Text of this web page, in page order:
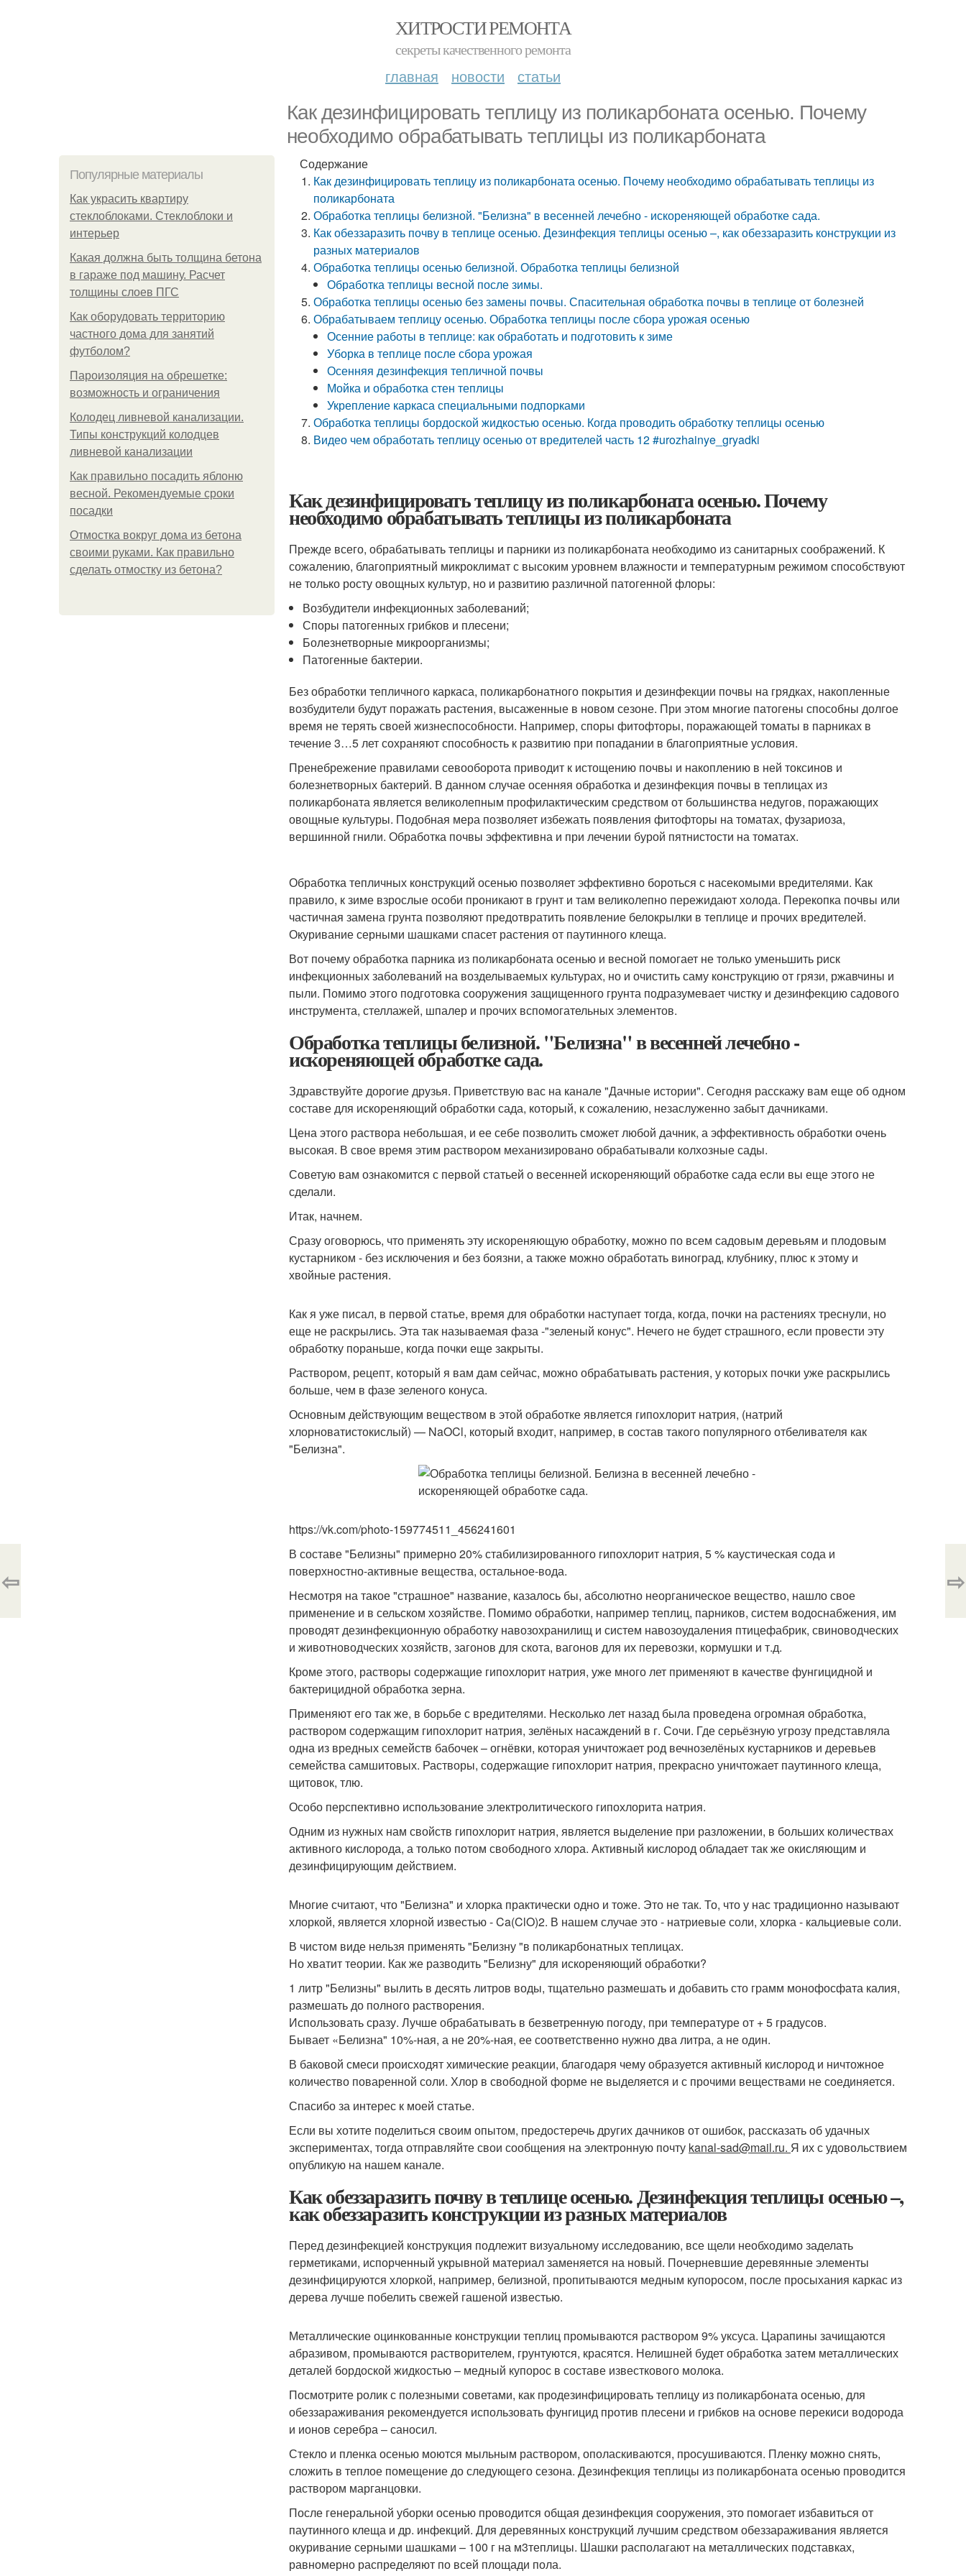
ХИТРОСТИ РЕМОНТА
секреты качественного ремонта
главная новости статьи
Как дезинфицировать теплицу из поликарбоната осенью. Почему
необходимо обрабатывать теплицы из поликарбоната
Популярные материалы
Как украсить квартиру
стеклоблоками. Стеклоблоки и
интерьер
Какая должна быть толщина бетона
в гараже под машину. Расчет
толщины слоев ПГС
Как оборудовать территорию
частного дома для занятий
футболом?
Пароизоляция на обрешетке:
возможность и ограничения
Колодец ливневой канализации.
Типы конструкций колодцев
ливневой канализации
Как правильно посадить яблоню
весной. Рекомендуемые сроки
посадки
Отмостка вокруг дома из бетона
своими руками. Как правильно
сделать отмостку из бетона?
Содержание
Как дезинфицировать теплицу из поликарбоната осенью. Почему необходимо обрабатывать теплицы из
поликарбоната
Обработка теплицы белизной. "Белизна" в весенней лечебно - искореняющей обработке сада.
Как обеззаразить почву в теплице осенью. Дезинфекция теплицы осенью –, как обеззаразить конструкции из
разных материалов
Обработка теплицы осенью белизной. Обработка теплицы белизной
Обработка теплицы весной после зимы.
Обработка теплицы осенью без замены почвы. Спасительная обработка почвы в теплице от болезней
Обрабатываем теплицу осенью. Обработка теплицы после сбора урожая осенью
Осенние работы в теплице: как обработать и подготовить к зиме
Уборка в теплице после сбора урожая
Осенняя дезинфекция тепличной почвы
Мойка и обработка стен теплицы
Укрепление каркаса специальными подпорками
Обработка теплицы бордоской жидкостью осенью. Когда проводить обработку теплицы осенью
Видео чем обработать теплицу осенью от вредителей часть 12 #urozhainye_gryadki
Как дезинфицировать теплицу из поликарбоната осенью. Почему
необходимо обрабатывать теплицы из поликарбоната
Прежде всего, обрабатывать теплицы и парники из поликарбоната необходимо из санитарных соображений. К
сожалению, благоприятный микроклимат с высоким уровнем влажности и температурным режимом способствуют
не только росту овощных культур, но и развитию различной патогенной флоры:
Возбудители инфекционных заболеваний;
Споры патогенных грибков и плесени;
Болезнетворные микроорганизмы;
Патогенные бактерии.
Без обработки тепличного каркаса, поликарбонатного покрытия и дезинфекции почвы на грядках, накопленные
возбудители будут поражать растения, высаженные в новом сезоне. При этом многие патогены способны долгое
время не терять своей жизнеспособности. Например, споры фитофторы, поражающей томаты в парниках в
течение 3…5 лет сохраняют способность к развитию при попадании в благоприятные условия.
Пренебрежение правилами севооборота приводит к истощению почвы и накоплению в ней токсинов и
болезнетворных бактерий. В данном случае осенняя обработка и дезинфекция почвы в теплицах из
поликарбоната является великолепным профилактическим средством от большинства недугов, поражающих
овощные культуры. Подобная мера позволяет избежать появления фитофторы на томатах, фузариоза,
вершинной гнили. Обработка почвы эффективна и при лечении бурой пятнистости на томатах.
Обработка тепличных конструкций осенью позволяет эффективно бороться с насекомыми вредителями. Как
правило, к зиме взрослые особи проникают в грунт и там великолепно пережидают холода. Перекопка почвы или
частичная замена грунта позволяют предотвратить появление белокрылки в теплице и прочих вредителей.
Окуривание серными шашками спасет растения от паутинного клеща.
Вот почему обработка парника из поликарбоната осенью и весной помогает не только уменьшить риск
инфекционных заболеваний на возделываемых культурах, но и очистить саму конструкцию от грязи, ржавчины и
пыли. Помимо этого подготовка сооружения защищенного грунта подразумевает чистку и дезинфекцию садового
инструмента, стеллажей, шпалер и прочих вспомогательных элементов.
Обработка теплицы белизной. "Белизна" в весенней лечебно -
искореняющей обработке сада.
Здравствуйте дорогие друзья. Приветствую вас на канале "Дачные истории". Сегодня расскажу вам еще об одном
составе для искореняющий обработки сада, который, к сожалению, незаслуженно забыт дачниками.
Цена этого раствора небольшая, и ее себе позволить сможет любой дачник, а эффективность обработки очень
высокая. В свое время этим раствором механизировано обрабатывали колхозные сады.
Советую вам ознакомится с первой статьей о весенней искореняющий обработке сада если вы еще этого не
сделали.
Итак, начнем.
Сразу оговорюсь, что применять эту искореняющую обработку, можно по всем садовым деревьям и плодовым
кустарником - без исключения и без боязни, а также можно обработать виноград, клубнику, плюс к этому и
хвойные растения.
Как я уже писал, в первой статье, время для обработки наступает тогда, когда, почки на растениях треснули, но
еще не раскрылись. Эта так называемая фаза -"зеленый конус". Нечего не будет страшного, если провести эту
обработку пораньше, когда почки еще закрыты.
Раствором, рецепт, который я вам дам сейчас, можно обрабатывать растения, у которых почки уже раскрылись
больше, чем в фазе зеленого конуса.
Основным действующим веществом в этой обработке является гипохлорит натрия, (натрий
хлорноватистокислый) — NaOCl, который входит, например, в состав такого популярного отбеливателя как
"Белизна".
https://vk.com/photo-159774511_456241601
В составе "Белизны" примерно 20% стабилизированного гипохлорит натрия, 5 % каустическая сода и
поверхностно-активные вещества, остальное-вода.
Несмотря на такое "страшное" название, казалось бы, абсолютно неорганическое вещество, нашло свое
применение и в сельском хозяйстве. Помимо обработки, например теплиц, парников, систем водоснабжения, им
проводят дезинфекционную обработку навозохранилищ и систем навозоудаления птицефабрик, свиноводческих
и животноводческих хозяйств, загонов для скота, вагонов для их перевозки, кормушки и т.д.
Кроме этого, растворы содержащие гипохлорит натрия, уже много лет применяют в качестве фунгицидной и
бактерицидной обработка зерна.
Применяют его так же, в борьбе с вредителями. Несколько лет назад была проведена огромная обработка,
раствором содержащим гипохлорит натрия, зелёных насаждений в г. Сочи. Где серьёзную угрозу представляла
одна из вредных семейств бабочек – огнёвки, которая уничтожает род вечнозелёных кустарников и деревьев
семейства самшитовых. Растворы, содержащие гипохлорит натрия, прекрасно уничтожает паутинного клеща,
щитовок, тлю.
Особо перспективно использование электролитического гипохлорита натрия.
Одним из нужных нам свойств гипохлорит натрия, является выделение при разложении, в больших количествах
активного кислорода, а только потом свободного хлора. Активный кислород обладает так же окисляющим и
дезинфицирующим действием.
Многие считают, что "Белизна" и хлорка практически одно и тоже. Это не так. То, что у нас традиционно называют
хлоркой, является хлорной известью - Ca(ClO)2. В нашем случае это - натриевые соли, хлорка - кальциевые соли.
В чистом виде нельзя применять "Белизну "в поликарбонатных теплицах.
Но хватит теории. Как же разводить "Белизну" для искореняющий обработки?
1 литр "Белизны" вылить в десять литров воды, тщательно размешать и добавить сто грамм монофосфата калия,
размешать до полного растворения.
Использовать сразу. Лучше обрабатывать в безветренную погоду, при температуре от + 5 градусов.
Бывает «Белизна" 10%-ная, а не 20%-ная, ее соответственно нужно два литра, а не один.
В баковой смеси происходят химические реакции, благодаря чему образуется активный кислород и ничтожное
количество поваренной соли. Хлор в свободной форме не выделяется и с прочими веществами не соединяется.
Спасибо за интерес к моей статье.
Если вы хотите поделиться своим опытом, предостеречь других дачников от ошибок, рассказать об удачных
экспериментах, тогда отправляйте свои сообщения на электронную почту kanal-sad@mail.ru. Я их с удовольствием
опубликую на нашем канале.
Как обеззаразить почву в теплице осенью. Дезинфекция теплицы осенью –,
как обеззаразить конструкции из разных материалов
Перед дезинфекцией конструкция подлежит визуальному исследованию, все щели необходимо заделать
герметиками, испорченный укрывной материал заменяется на новый. Почерневшие деревянные элементы
дезинфицируются хлоркой, например, белизной, пропитываются медным купоросом, после просыхания каркас из
дерева лучше побелить свежей гашеной известью.
Металлические оцинкованные конструкции теплиц промываются раствором 9% уксуса. Царапины зачищаются
абразивом, промываются растворителем, грунтуются, красятся. Нелишней будет обработка затем металлических
деталей бордоской жидкостью – медный купорос в составе известкового молока.
Посмотрите ролик с полезными советами, как продезинфицировать теплицу из поликарбоната осенью, для
обеззараживания рекомендуется использовать фунгицид против плесени и грибков на основе перекиси водорода
и ионов серебра – саносил.
Стекло и пленка осенью моются мыльным раствором, ополаскиваются, просушиваются. Пленку можно снять,
сложить в теплое помещение до следующего сезона. Дезинфекция теплицы из поликарбоната осенью проводится
раствором марганцовки.
После генеральной уборки осенью проводится общая дезинфекция сооружения, это помогает избавиться от
паутинного клеща и др. инфекций. Для деревянных конструкций лучшим средством обеззараживания является
окуривание серными шашками – 100 г на м3теплицы. Шашки располагают на металлических подставках,
равномерно распределяют по всей площади пола.
⇦ ⇨